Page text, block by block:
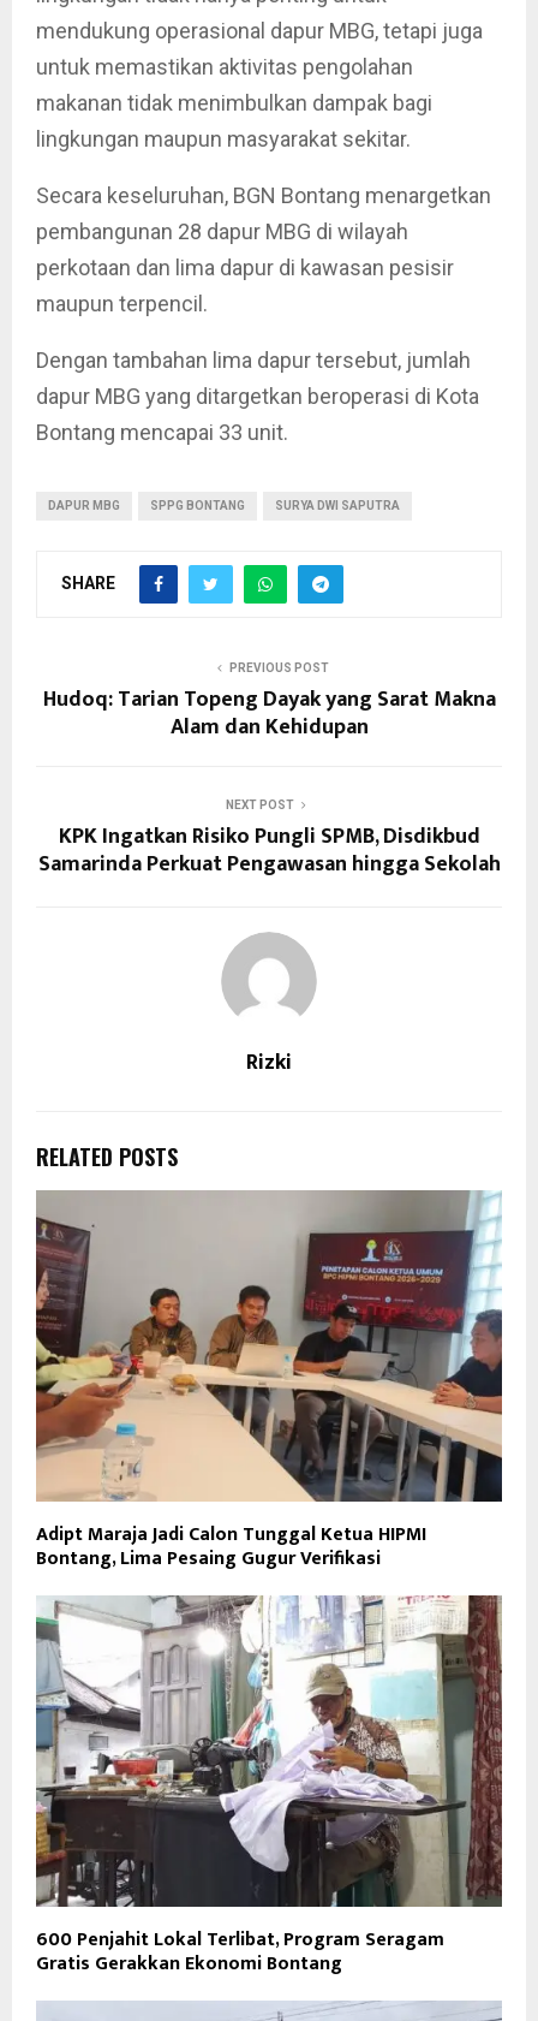
mendukung operasional dapur MBG, tetapi juga
untuk memastikan aktivitas pengolahan
makanan tidak menimbulkan dampak bagi
lingkungan maupun masyarakat sekitar.
Secara keseluruhan, BGN Bontang menargetkan
pembangunan 28 dapur MBG di wilayah
perkotaan dan lima dapur di kawasan pesisir
maupun terpencil.
Dengan tambahan lima dapur tersebut, jumlah
dapur MBG yang ditargetkan beroperasi di Kota
Bontang mencapai 33 unit.
DAPUR MBG SPPG BONTANG SURYA DWI SAPUTRA
SHARE
PREVIOUS POST
Hudoq: Tarian Topeng Dayak yang Sarat Makna
Alam dan Kehidupan
NEXT POST
KPK Ingatkan Risiko Pungli SPMB, Disdikbud
Samarinda Perkuat Pengawasan hingga Sekolah
Rizki
RELATED POSTS
Adipt Maraja Jadi Calon Tunggal Ketua HIPMI
Bontang, Lima Pesaing Gugur Verifikasi
600 Penjahit Lokal Terlibat, Program Seragam
Gratis Gerakkan Ekonomi Bontang